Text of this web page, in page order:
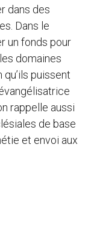
dans des
Dans le
un fonds pour
domaines
puissent
rappelle aussi
de base
et envoi aux